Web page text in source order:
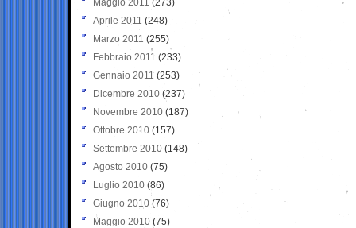
Maggio 2011 (273)
Aprile 2011 (248)
Marzo 2011 (255)
Febbraio 2011 (233)
Gennaio 2011 (253)
Dicembre 2010 (237)
Novembre 2010 (187)
Ottobre 2010 (157)
Settembre 2010 (148)
Agosto 2010 (75)
Luglio 2010 (86)
Giugno 2010 (76)
Maggio 2010 (75)